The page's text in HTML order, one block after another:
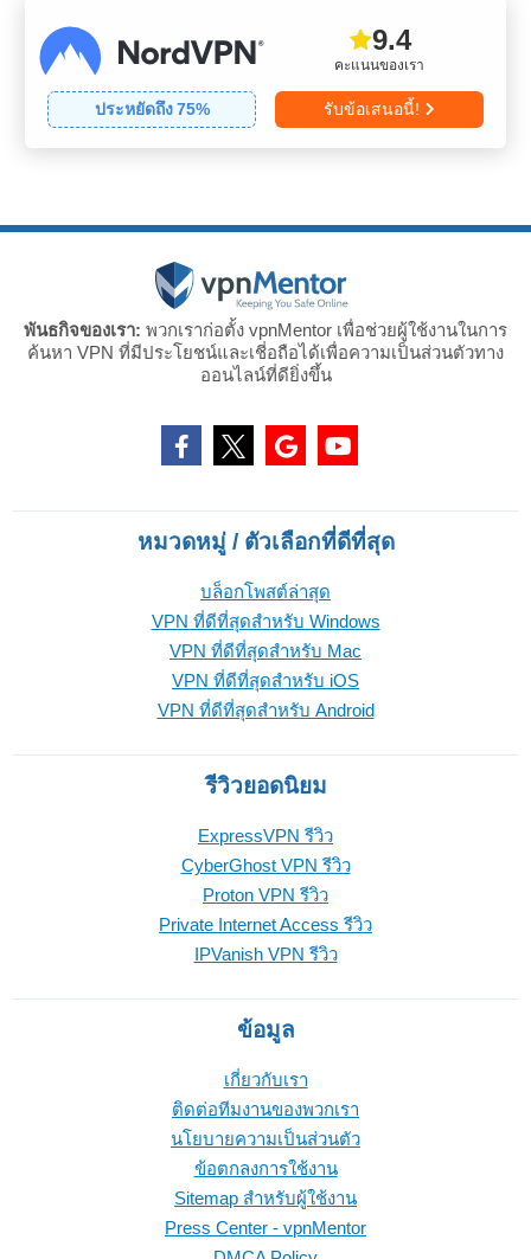
คะแนนของเรา
9.4
ประหยัดถึง 75% รับข้อเสนอนี้!
พันธกิจของเรา: พวกเราก่อตั้ง vpnMentor เพื่อช่วยผู้ใช้งานในการ
ค้นหา VPN ที่มีประโยชน์และเชี่อถือได้เพื่อความเป็นส่วนตัวทาง
ออนไลน์ที่ดียิ่งขึ้น
หมวดหมู่ / ตัวเลือกที่ดีที่สุด
บล็อกโพสต์ล่าสุด
VPN ที่ดีที่สุดสำหรับ Windows
VPN ที่ดีที่สุดสำหรับ Mac
VPN ที่ดีที่สุดสำหรับ iOS
VPN ที่ดีที่สุดสำหรับ Android
รีวิวยอดนิยม
ExpressVPN รีวิว
CyberGhost VPN รีวิว
Proton VPN รีวิว
Private Internet Access รีวิว
IPVanish VPN รีวิว
ข้อมูล
เกี่ยวกับเรา
ติดต่อทีมงานของพวกเรา
นโยบายความเป็นส่วนตัว
ข้อตกลงการใช้งาน
Sitemap สำหรับผู้ใช้งาน
Press Center - vpnMentor